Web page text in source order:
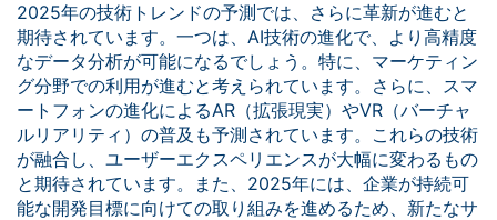
2025年の技術トレンドの予測では、さらに革新が進むと
期待されています。一つは、AI技術の進化で、より高精度
なデータ分析が可能になるでしょう。特に、マーケティン
グ分野での利用が進むと考えられています。さらに、スマ
ートフォンの進化によるAR（拡張現実）やVR（バーチャ
ルリアリティ）の普及も予測されています。これらの技術
が融合し、ユーザーエクスペリエンスが大幅に変わるもの
と期待されています。また、2025年には、企業が持続可
能な開発目標に向けての取り組みを進めるため、新たなサ